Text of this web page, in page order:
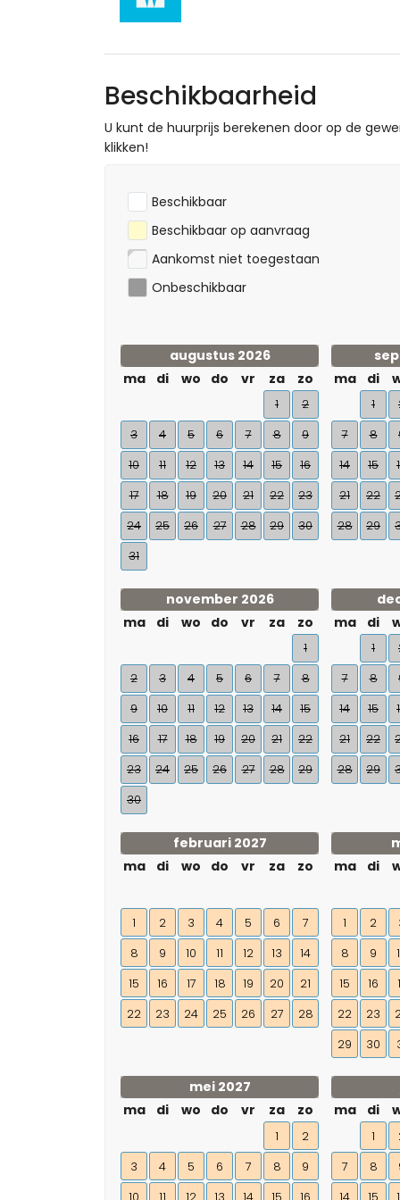
appartement)
Beschikbaarheid
U kunt de huurprijs berekenen door op de
klikken!
Beschikbaar
Beschikbaar op aanvraag
Aankomst niet toegestaan
Onbeschikbaar
augustus 2026
ma
di wo do vr za zo
1
2
3
4 5 6 7 8
9
10
11 12 13 14 15
16
17
18 19 20 21 22
23
24
25 26 27 28 29
30
31
ma
di
1
7
8
14
15
21
22
28
29
november 2026
ma
di wo do vr za zo
1
2
3 4 5 6 7
8
9
10 11 12 13 14
15
16
17 18 19 20 21
22
23
24 25 26 27 28
29
30
ma
di
1
7
8
14
15
21
22
28
29
februari 2027
ma
di wo do vr za zo
1 2 3 4 5 6
7
8
9 10 11 12 13
14
15
16 17 18 19 20
21
22
23 24 25 26 27 28
ma
di
1 2
8
9
15
16
22
23
29
30
mei 2027
ma
di wo do vr za zo
1
2
3
4 5 6 7 8
9
10
11 12 13 14 15 16
ma
di
1
7
8
14
15